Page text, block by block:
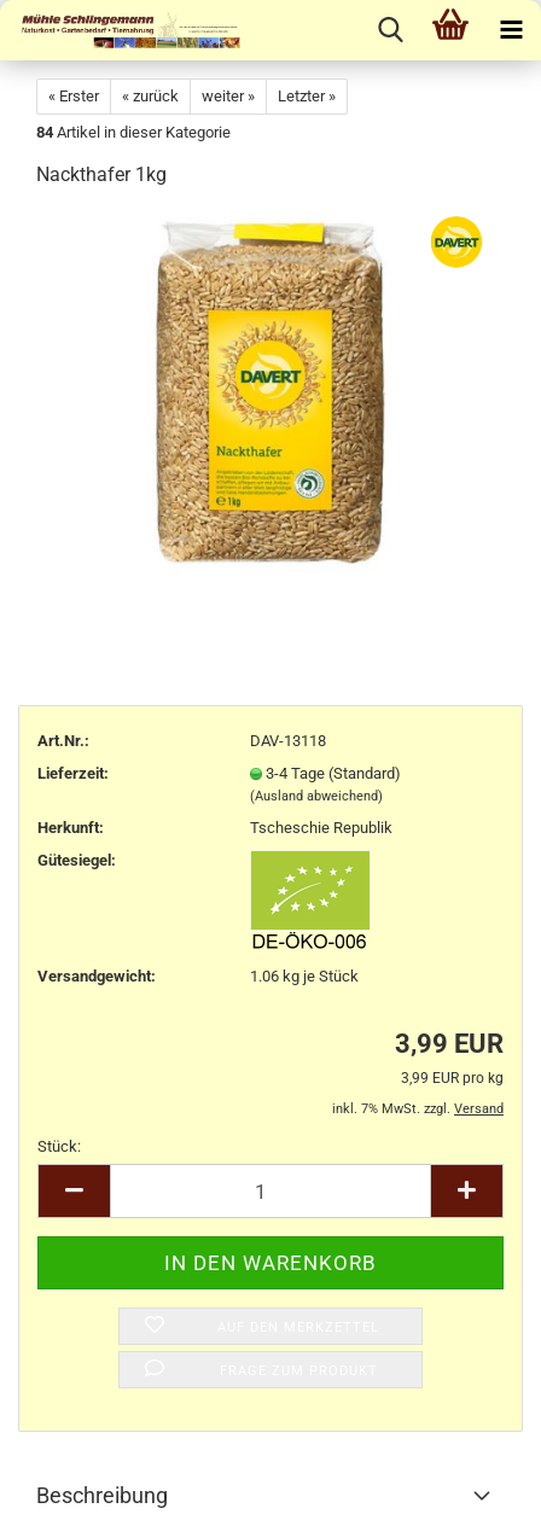
« Erster « zurück weiter »
Letzter »
84 Artikel in dieser Kategorie
Nackthafer 1kg
Art.Nr.:
DAV-13118
Lieferzeit:
3-4 Tage (Standard)
(Ausland abweichend)
Herkunft:
Tscheschie Republik
Gütesiegel:
Versandgewicht: 1.06kg je Stück
3,99 EUR
3,99 EUR pro kg
inkl. 7% MwSt. zzgl. Versand
Stück:
Beschreibung